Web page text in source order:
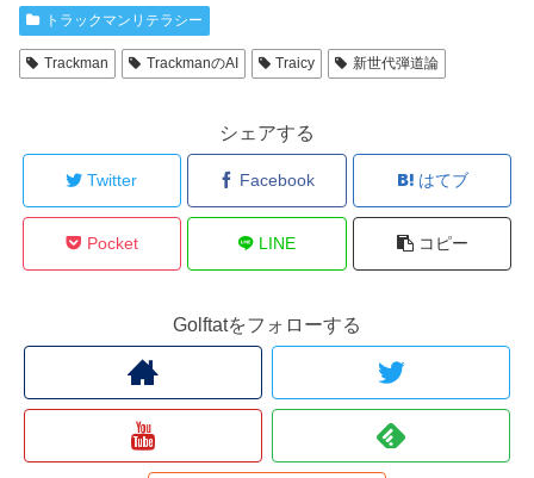
トラックマンリテラシー
Trackman TrackmanのAI Traicy 新世代弾道論
シェアする
Twitter Facebook はてブ
Pocket LINE コピー
Golftatをフォローする